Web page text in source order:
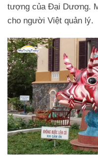
tượng của Đại Dương.
cho người Việt quản lý.